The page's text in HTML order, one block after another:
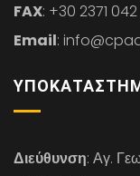
FAX: +30 2371 042
Email:
Διεύθυνση: Αγ.